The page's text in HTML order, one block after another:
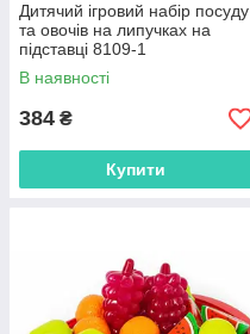
Дитячий ігровий набір посуду
та овочів на липучках на
підставці 8109-1
В наявності
384 ₴
Купити